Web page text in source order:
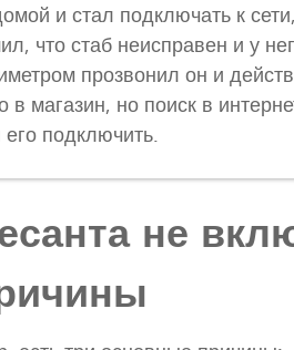
и стал подключать к
что стаб неисправен и у
прозвонил он и
магазин, но поиск в
подключить.
не